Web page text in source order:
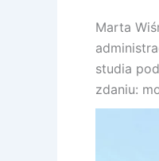
Marta
studia
zdaniu: